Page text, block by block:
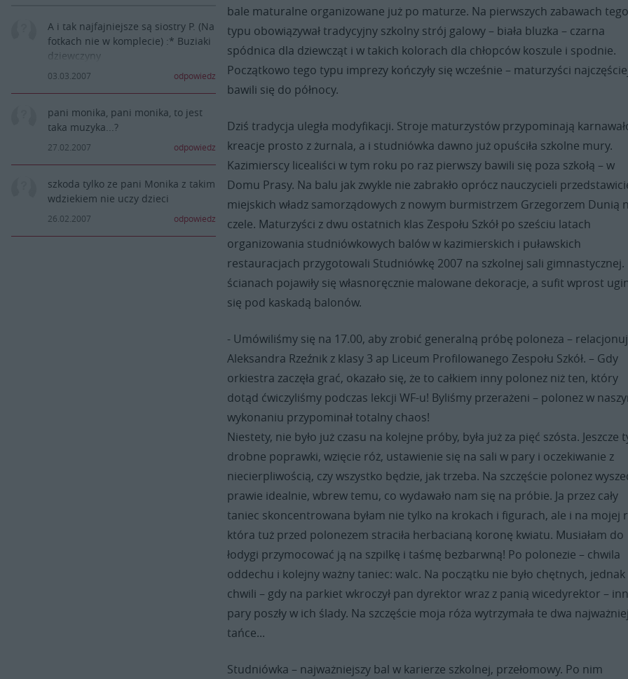
A i tak najfajniejsze są siostry P. (Na
fotkach nie w komplecie) :* Buziaki
dziewczyny
03.03.2007 odpowiedz
pani monika, pani monika, to jest
taka muzyka...?
27.02.2007 odpowiedz
szkoda tylko ze pani Monika z takim
wdziekiem nie uczy dzieci
26.02.2007 odpowiedz
bale maturalne organizowane już po maturze. Na pierwszych zabawach tego
typu obowiązywał tradycyjny szkolny strój galowy – biała bluzka – czarna
spódnica dla dziewcząt i w takich kolorach dla chłopców koszule i spodnie.
Początkowo tego typu imprezy kończyły się wcześnie – maturzyści
bawili się do północy.
Dziś tradycja uległa modyfikacji. Stroje maturzystów przypominają
kreacje prosto z żurnala, a i studniówka dawno już opuściła szkolne mury.
Kazimierscy licealiści w tym roku po raz pierwszy bawili się poza szkołą – w
Domu Prasy. Na balu jak zwykle nie zabrakło oprócz nauczycieli
miejskich władz samorządowych z nowym burmistrzem Grzegorzem Dunią
czele. Maturzyści z dwu ostatnich klas Zespołu Szkół po sześciu latach
organizowania studniówkowych balów w kazimierskich i puławskich
restauracjach przygotowali Studniówkę 2007 na szkolnej sali gimnastycznej.
ścianach pojawiły się własnoręcznie malowane dekoracje, a sufit wprost
się pod kaskadą balonów.
- Umówiliśmy się na 17.00, aby zrobić generalną próbę poloneza –
Aleksandra Rzeźnik z klasy 3 ap Liceum Profilowanego Zespołu Szkół. – Gdy
orkiestra zaczęła grać, okazało się, że to całkiem inny polonez niż ten, który
dotąd ćwiczyliśmy podczas lekcji WF-u! Byliśmy przerażeni – polonez w
wykonaniu przypominał totalny chaos!
Niestety, nie było już czasu na kolejne próby, była już za pięć szósta. Jeszcze
drobne poprawki, wzięcie róż, ustawienie się na sali w pary i oczekiwanie z
niecierpliwością, czy wszystko będzie, jak trzeba. Na szczęście polonez
prawie idealnie, wbrew temu, co wydawało nam się na próbie. Ja przez cały
taniec skoncentrowana byłam nie tylko na krokach i figurach, ale i na mojej
która tuż przed polonezem straciła herbacianą koronę kwiatu. Musiałam do
łodygi przymocować ją na szpilkę i taśmę bezbarwną! Po polonezie – chwila
oddechu i kolejny ważny taniec: walc. Na początku nie było chętnych, jednak
chwili – gdy na parkiet wkroczył pan dyrektor wraz z panią wicedyrektor –
pary poszły w ich ślady. Na szczęście moja róża wytrzymała te dwa
tańce...
Studniówka – najważniejszy bal w karierze szkolnej, przełomowy. Po nim